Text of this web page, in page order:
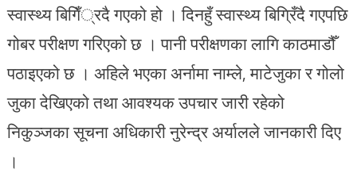
स्वास्थ्य बिगिँ्रदै गएको हो । दिनहुँ स्वास्थ्य बिग्रिँदै गएपछि
गोबर परीक्षण गरिएको छ । पानी परीक्षणका लागि काठमाडौँ
पठाइएको छ । अहिले भएका अर्नामा नाम्ले, माटेजुका र गोलो
जुका देखिएको तथा आवश्यक उपचार जारी रहेको
निकुञ्जका सूचना अधिकारी नुरेन्द्र अर्यालले जानकारी दिए
।